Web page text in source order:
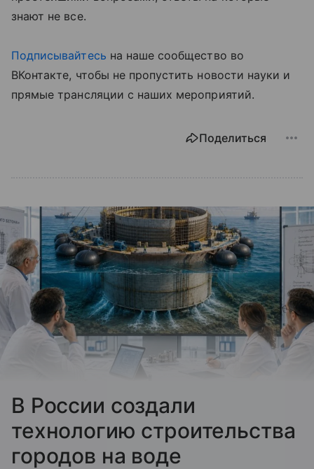
знают не все.
Подписывайтесь на наше сообщество во
ВКонтакте, чтобы не пропустить новости науки и
прямые трансляции с наших мероприятий.
Поделиться
В России создали
технологию строительства
городов на воде